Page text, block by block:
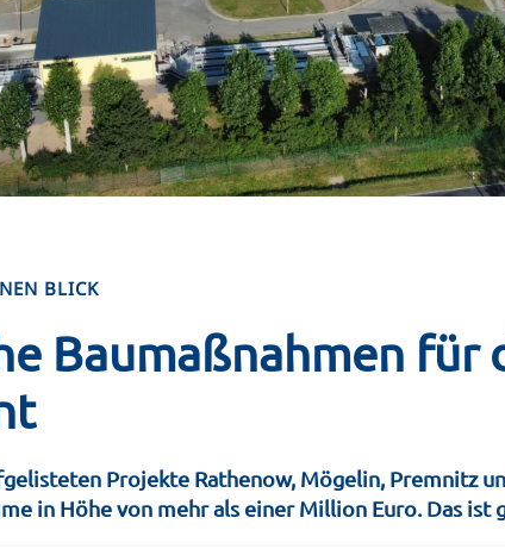
BLICK
Baumaßnahmen für
Projekte Rathenow, Mögelin, Premnitz
in Höhe von mehr als einer Million Euro. Das ist